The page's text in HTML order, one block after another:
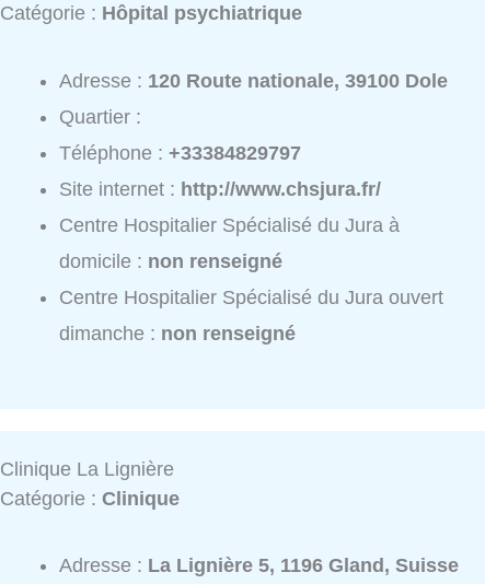
Catégorie : Hôpital psychiatrique
Adresse : 120 Route nationale, 39100 Dole
Quartier :
Téléphone :+33384829797
Site internet : http://www.chsjura.fr/
Centre Hospitalier Spécialisé du Jura à
domicile : non renseigné
Centre Hospitalier Spécialisé du Jura ouvert
dimanche : non renseigné
Clinique La Lignière
Catégorie :Clinique
Adresse : La Lignière 5, 1196 Gland, Suisse